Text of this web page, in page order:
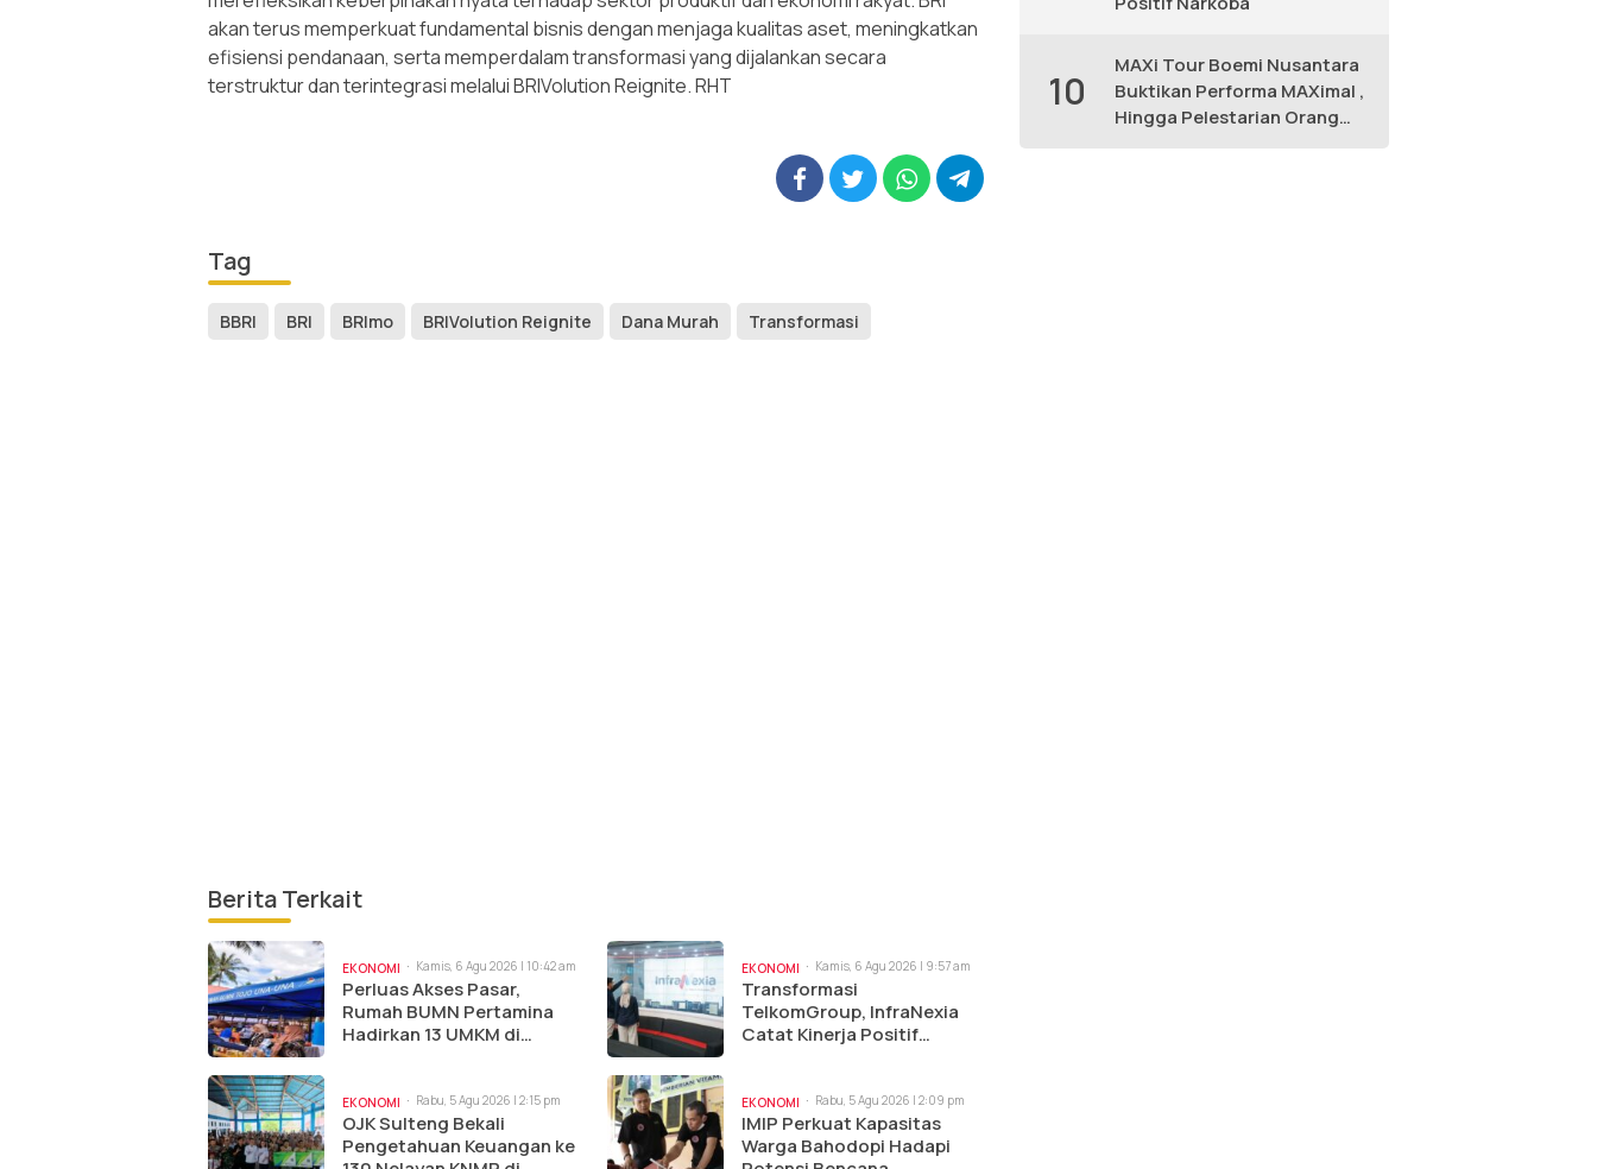
akan terus memperkuat fundamental bisnis dengan menjaga kualitas aset, meningkatkan
efisiensi pendanaan, serta memperdalam transformasi yang dijalankan secara
terstruktur dan terintegrasi melalui BRIVolution Reignite. RHT
Tag
BBRI BRI BRImo BRIVolution Reignite Dana Murah Transformasi
Berita Terkait
EKONOMI Kamis, 6 Agu 2026 | 10:42 am
Perluas Akses Pasar,
Rumah BUMN Pertamina
Hadirkan 13 UMKM di
EKONOMI Kamis, 6 Agu 2026 | 9:57 am
Transformasi
TelkomGroup, InfraNexia
Catat Kinerja Positif
EKONOMI Rabu, 5 Agu 2026 | 2:15 pm
OJK Sulteng Bekali
Pengetahuan Keuangan ke
EKONOMI Rabu, 5 Agu 2026 | 2:09 pm
IMIP Perkuat Kapasitas
Warga Bahodopi Hadapi
10
MAXi Tour Boemi Nusantara
Buktikan Performa MAXimal ,
Hingga Pelestarian Orang